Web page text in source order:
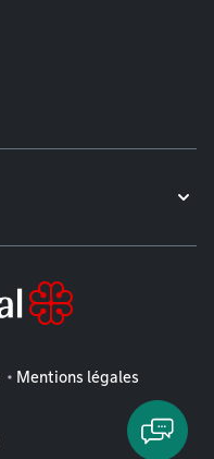
Mentions légales